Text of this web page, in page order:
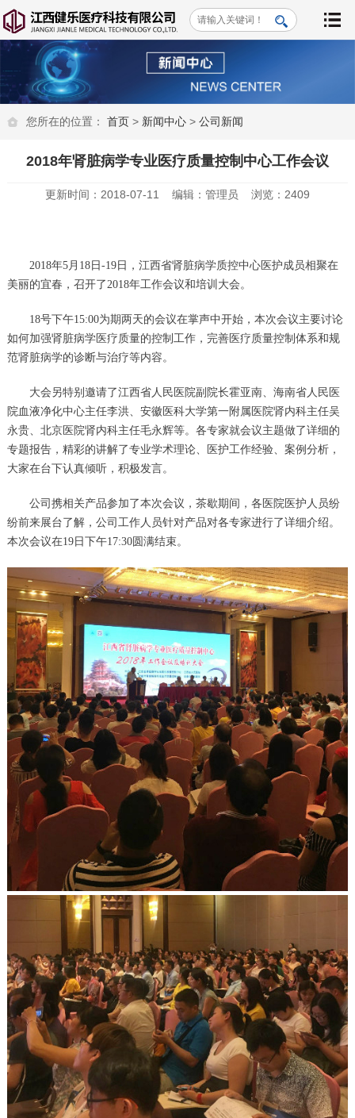
您所在的位置： 首页> 新闻中心> 公司新闻
2018年肾脏病学专业医疗质量控制中心工作会议
更新时间：2018-07-11 编辑：管理员 浏览：2409
2018年5月18日-19日，江西省肾脏病学质控中心医护成员相聚在
美丽的宜春，召开了2018年工作会议和培训大会。
18号下午15:00为期两天的会议在掌声中开始，本次会议主要讨论
如何加强肾脏病学医疗质量的控制工作，完善医疗质量控制体系和规
范肾脏病学的诊断与治疗等内容。
大会另特别邀请了江西省人民医院副院长霍亚南、海南省人民医
院血液净化中心主任李洪、安徽医科大学第一附属医院肾内科主任吴
永贵、北京医院肾内科主任毛永辉等。各专家就会议主题做了详细的
专题报告，精彩的讲解了专业学术理论、医护工作经验、案例分析，
大家在台下认真倾听，积极发言。
公司携相关产品参加了本次会议，茶歇期间，各医院医护人员纷
纷前来展台了解，公司工作人员针对产品对各专家进行了详细介绍。
本次会议在19日下午17:30圆满结束。